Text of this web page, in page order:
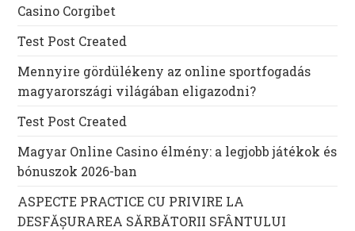
Casino Corgibet
Test Post Created
Mennyire gördülékeny az online sportfogadás
magyarországi világában eligazodni?
Test Post Created
Magyar Online Casino élmény: a legjobb játékok és
bónuszok 2026-ban
ASPECTE PRACTICE CU PRIVIRE LA
DESFĂȘURAREA SĂRBĂTORII SFÂNTULUI